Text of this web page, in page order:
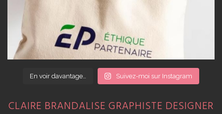
En voir davantage… Suivez-moi sur Instagram
CLAIRE BRANDALISE GRAPHISTE DESIGNER